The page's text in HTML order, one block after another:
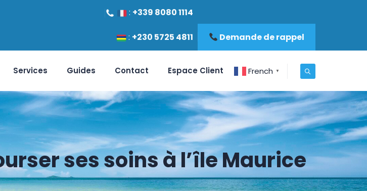
: +339 8080 1114
: +230 5725 4811 Demande de rappel
Services Guides Contact Espace Client French ▼
ses soins à l’île Maurice